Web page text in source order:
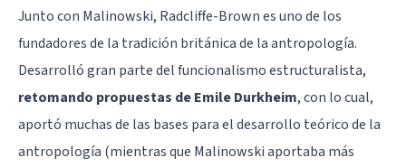
Junto con Malinowski, Radcliffe-Brown es uno de los
fundadores de la tradición británica de la antropología.
Desarrolló gran parte del funcionalismo estructuralista,
retomando propuestas de Emile Durkheim, con lo cual,
aportó muchas de las bases para el desarrollo teórico de la
antropología (mientras que Malinowski aportaba más